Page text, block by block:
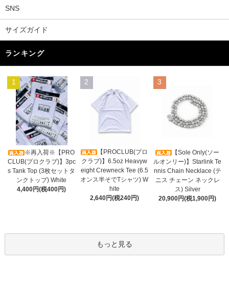
SNS
サイズガイド
ランキング
1
※再入荷※【PRO
CLUB(プロクラブ)】3pc
s Tank Top (3枚セットタ
ンクトップ) White
4,400円(税400円)
2
【PROCLUB(プロ
クラブ)】6.5oz Heavyw
eight Crewneck Tee (6.5
オンス半そでTシャツ) W
hite
2,640円(税240円)
3
【Sole Only(ソー
ルオンリー)】Starlink Te
nnis Chain Necklace (テ
ニス チェーン ネックレ
ス) Silver
20,900円(税1,900円)
もっと見る